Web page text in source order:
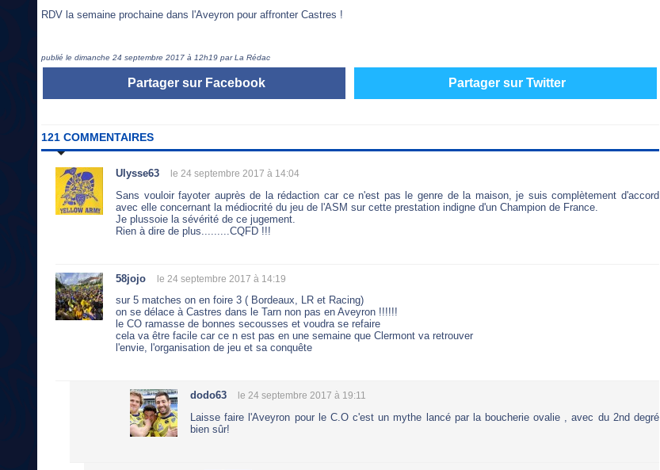
RDV la semaine prochaine dans l'Aveyron pour affronter Castres !
publié le dimanche 24 septembre 2017 à 12h19 par La Rédac
Partager sur Facebook Partager sur Twitter
121 COMMENTAIRES
Ulysse63 le 24 septembre 2017 à 14:04
Sans vouloir fayoter auprès de la rédaction car ce n'est pas le genre de la maison, je suis complètement d'accord
avec elle concernant la médiocrité du jeu de l'ASM sur cette prestation indigne d'un Champion de France.
Je plussoie la sévérité de ce jugement.
Rien à dire de plus.........CQFD !!!
58jojo le 24 septembre 2017 à 14:19
sur 5 matches on en foire 3 ( Bordeaux, LR et Racing)
on se délace à Castres dans le Tarn non pas en Aveyron !!!!!!
le CO ramasse de bonnes secousses et voudra se refaire
cela va être facile car ce n est pas en une semaine que Clermont va retrouver
l'envie, l'organisation de jeu et sa conquête
dodo63 le 24 septembre 2017 à 19:11
Laisse faire l'Aveyron pour le C.O c'est un mythe lancé par la boucherie ovalie , avec du 2nd degré
bien sûr!